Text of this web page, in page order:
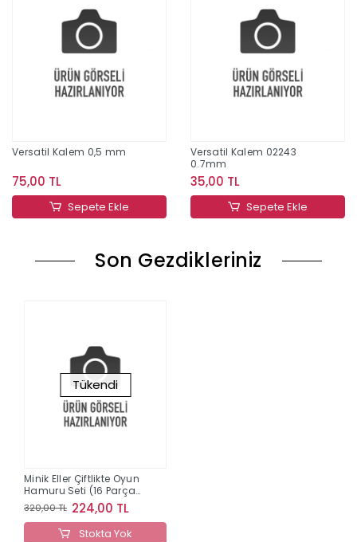
Versatil Kalem 0,5 mm
75,00 TL
Sepete Ekle
Versatil Kalem 02243
0.7mm
35,00 TL
Sepete Ekle
Son Gezdikleriniz
Tükendi
Minik Eller Çiftlikte Oyun
Hamuru Seti (16 Parça
- 340 Gr)
320,00 TL 224,00 TL
Stokta Yok